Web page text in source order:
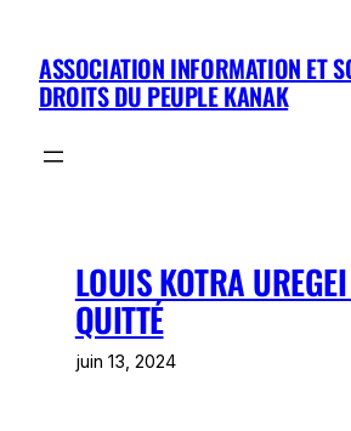
contenu
ASSOCIATION INFORMATION ET
DROITS DU PEUPLE KANAK
LOUIS KOTRA
QUITTÉ
juin 13, 2024